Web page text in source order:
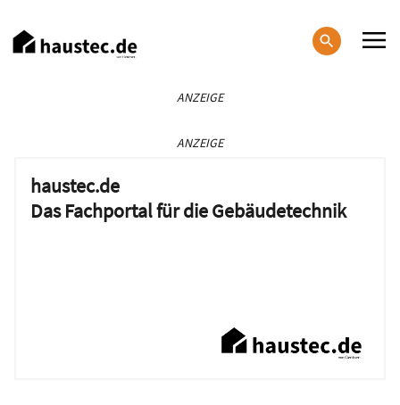
zum
Inhalt
ANZEIGE
ANZEIGE
haustec.de
Das Fachportal für die Gebäudetechnik